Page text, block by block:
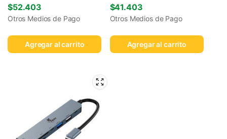
$52.403
Otros Medios de Pago
Agregar al carrito
$41.403
Otros Medios de Pago
Agregar al carrito